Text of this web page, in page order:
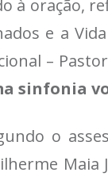
à oração,
e a
–
sinfonia
o
Maia